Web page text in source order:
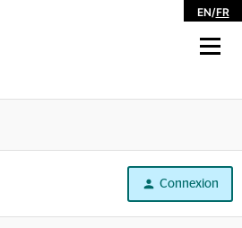
EN/FR
Connexion